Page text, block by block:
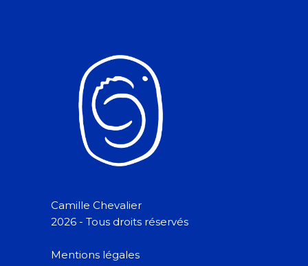
Camille Chevalier
2026 - Tous droits réservés
Mentions légales